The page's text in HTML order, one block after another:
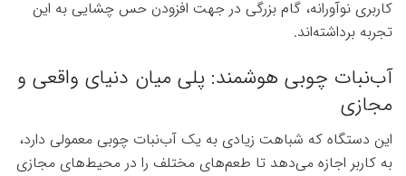
کاربری نوآورانه، گام بزرگی در جهت افزودن حس چشایی به این
تجربه برداشته‌اند.
آب‌نبات چوبی هوشمند: پلی میان دنیای واقعی و
مجازی
این دستگاه که شباهت زیادی به یک آب‌نبات چوبی معمولی دارد،
به کاربر اجازه می‌دهد تا طعم‌های مختلف را در محیط‌های مجازی